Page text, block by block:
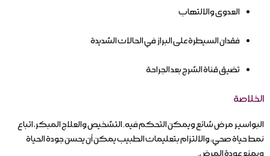
العدوى والالتهاب
فقدان السيطرة على البراز في الحالات الشديدة
تضيق قناة الشرج بعد الجراحة
الخلاصة
البواسير مرض شائع ويمكن التحكم فيه. التشخيص والعلاج المبكر، اتباع
نمط حياة صحي، والالتزام بتعليمات الطبيب يمكن أن يحسن جودة الحياة
ويمنع عودة المرض.